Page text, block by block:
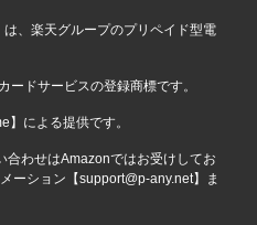
、楽天グループのプリペイド型電
ドサービスの登録商標です。
による提供です。
わせはAmazonではお受けしてお
ーション【support@p-any.net】ま